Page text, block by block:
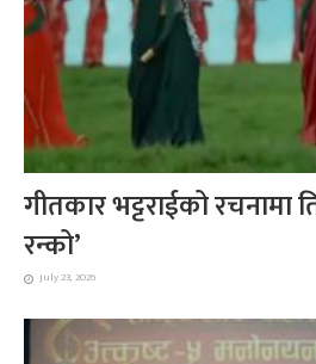
गीतकार भट्टराईको रचनामा
रन्को’
July 23, 2026